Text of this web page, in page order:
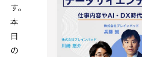
す。
本
日
の